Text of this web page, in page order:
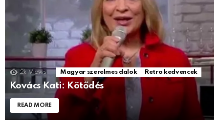
2k Views Magyar szerelmes dalok Retro kedvencek
Kovács Kati: Kötődés
READ MORE